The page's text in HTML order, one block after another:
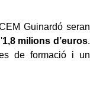
Guinardó seran
1,8 milions d’euros.
de formació i un